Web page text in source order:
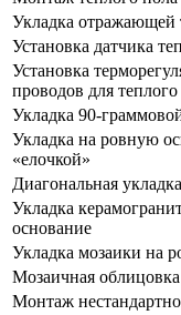
Укладка отражающей
Установка датчика
Установка
проводов для теплого
Укладка 90-
Укладка на ровную
«елочкой»
Диагональная
Укладка
основание
Укладка мозаики на
Мозаичная
Монтаж